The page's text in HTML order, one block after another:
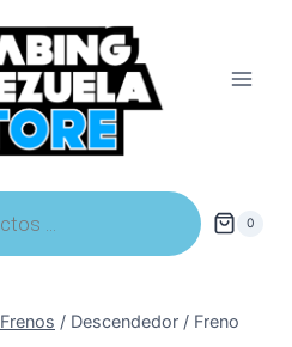
0
Frenos / Descendedor / Freno